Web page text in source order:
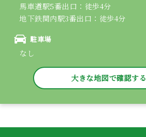
馬車道駅5番出口：徒歩4分
地下鉄関内駅3番出口：徒歩4分
駐車場
なし
大きな地図で確認する